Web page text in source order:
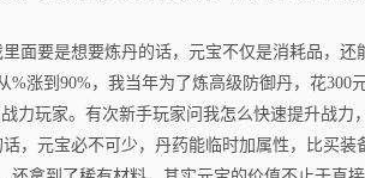
面要是想要炼丹的话，元宝不仅是消耗品，还
%涨到90%，我当年为了炼高级防御丹，花300
力玩家。有次新手玩家问我怎么快速提升战力
，元宝必不可少，丹药能临时加属性，比买装